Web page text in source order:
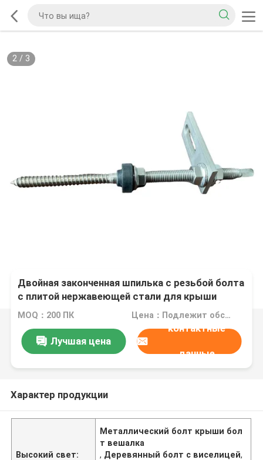
2/ 3
Двойная законченная шпилька с резьбой болта
с плитой нержавеющей стали для крыши
металла с деревянным purlin
MOQ：200 ПК Цена：Подлежит обсуждению
Лучшая цена
контактные
данные
Характер продукции
Высокий свет:
Металлический болт крыши бол
т вешалка
, Деревянный болт с виселицей,